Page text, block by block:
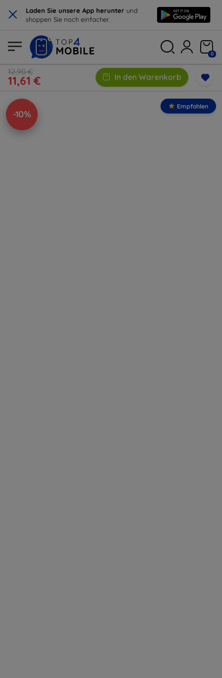
× Laden Sie unsere App herunter und
shoppen Sie noch einfacher.
0
12,90 €
11,61 € In den Warenkorb
-10%
Empfohlen